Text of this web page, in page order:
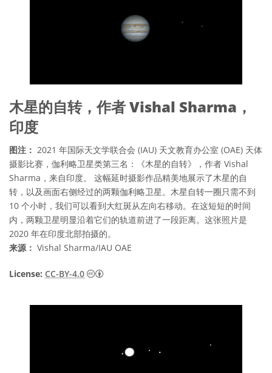
木星的自转，作者 Vishal Sharma，
印度
图注： 2021 年国际天文学联合会 (IAU) 天文教育办公室 (OAE) 天体
摄影比赛，伽利略卫星类第三名：《木星的自转》，作者 Vishal
Sharma，来自印度。 这幅延时摄影作品精美地展示了木星的自
转，以及画面右侧经过的两颗伽利略卫星。木星自转一圈只需不到
10 个小时，我们可以看到大红斑从左向右移动。在这短短的时间
内，两颗卫星明显沿着它们的轨道前进了一段距离。这张照片是
2020 年在印度北部拍摄的。
来源： Vishal Sharma/IAU OAE
License: CC-BY-4.0 知识共享许可协议 署名 4.0 国际 (CC BY